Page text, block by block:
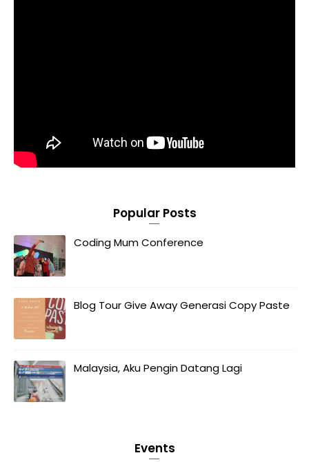
Popular Posts
Coding Mum Conference
Blog Tour Give Away Generasi Copy Paste
Malaysia, Aku Pengin Datang Lagi
Events